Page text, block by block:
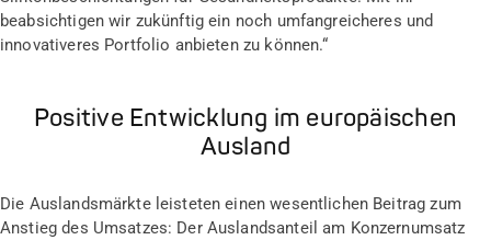
beabsichtigen wir zukünftig ein noch umfangreicheres und
innovativeres Portfolio anbieten zu können.“
Positive Entwicklung im europäischen
Ausland
Die Auslandsmärkte leisteten einen wesentlichen Beitrag zum
Anstieg des Umsatzes: Der Auslandsanteil am Konzernumsatz